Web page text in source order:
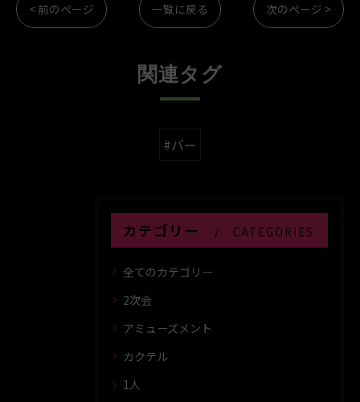
< 前のページ 一覧に戻る 次のページ >
関連タグ
#バー
カテゴリー CATEGORIES
全てのカテゴリー
2次会
アミューズメント
カクテル
1人